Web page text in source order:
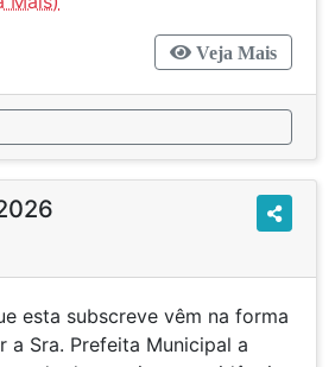
Veja Mais
esta subscreve vêm na forma
a Sra. Prefeita Municipal a